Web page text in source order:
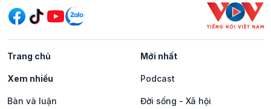
Trang chủ Mới nhất
Xem nhiều Podcast
Bàn và luận Đời sống - Xã hội